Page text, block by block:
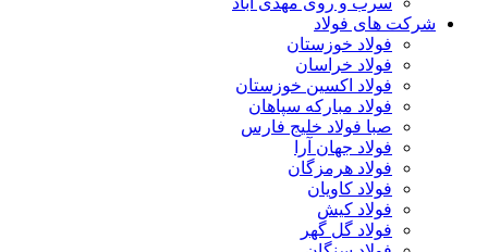
شرکت های فولاد
فولاد خوزستان
فولاد خراسان
فولاد اکسین خوزستان
فولاد مبارکه سپاهان
صبا فولاد خلیج فارس
فولاد جهان آرا
فولاد هرمزگان
فولاد کاویان
فولاد کیش
فولاد گل گهر